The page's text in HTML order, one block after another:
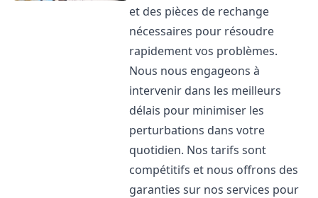
et des pièces de rechange
nécessaires pour résoudre
rapidement vos problèmes.
Nous nous engageons à
intervenir dans les meilleurs
délais pour minimiser les
perturbations dans votre
quotidien. Nos tarifs sont
compétitifs et nous offrons des
garanties sur nos services pour